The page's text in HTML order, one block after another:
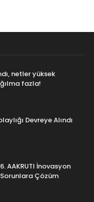
netler yüksek
fazla!
Devreye Alındı
AAKRUTI İnovasyon
Sorunlara Çözüm